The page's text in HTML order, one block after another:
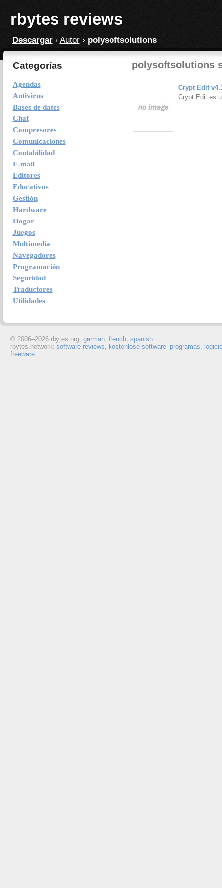
rbytes reviews
Descargar› Autor› polysoftsolutions
Categorías
Agendas
Antivirus
Bases de datos
Chat
Compresores
Comunicaciones
Contabilidad
E-mail
Editores
Educativos
Gestión
Hardware
Hogar
Juegos
Multimedia
Navegadores
Programación
Seguridad
Traductores
Utilidades
polysoftsolutions
Crypt Edit
Crypt Edit es
© 2006–2026 rbytes.org: german, french, spanish
rbytes.network: software reviews, kostenlose software, programas,
freeware